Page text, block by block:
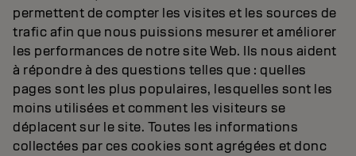
permettent de compter les visites et les sources de
trafic afin que nous puissions mesurer et améliorer
les performances de notre site Web. Ils nous aident
à répondre à des questions telles que : quelles
pages sont les plus populaires, lesquelles sont les
moins utilisées et comment les visiteurs se
déplacent sur le site. Toutes les informations
collectées par ces cookies sont agrégées et donc